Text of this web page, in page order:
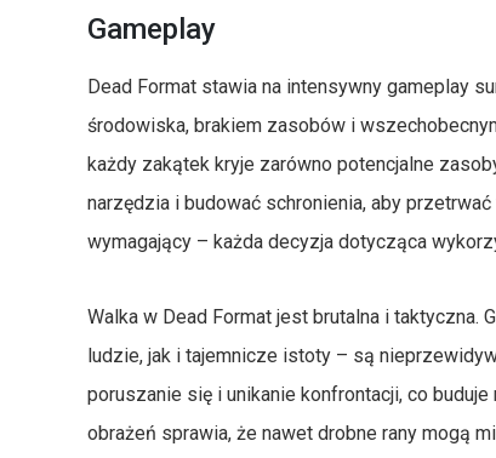
Gameplay
Dead Format stawia na intensywny gameplay
środowiska, brakiem zasobów i
każdy zakątek kryje zarówno potencjalne
narzędzia i budować schronienia, aby
wymagający – każda decyzja dotycząca
Walka w Dead Format jest brutalna i taktyczna.
ludzie, jak i tajemnicze istoty – są
poruszanie się i unikanie konfrontacji, co
obrażeń sprawia, że nawet drobne rany mogą